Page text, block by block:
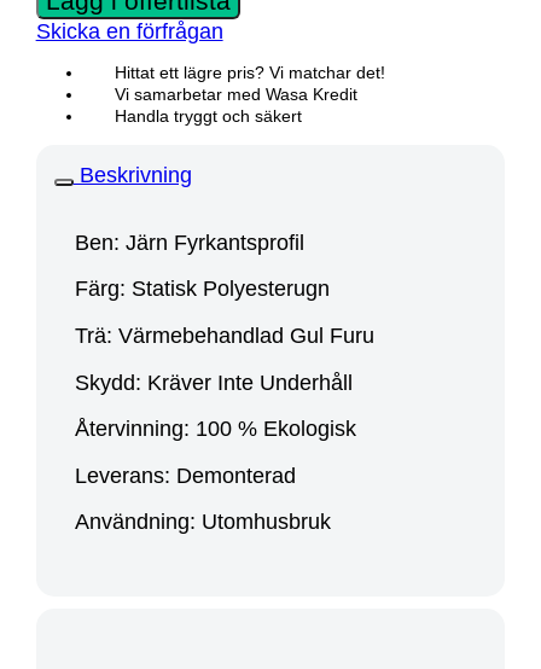
Skicka en förfrågan
Hittat ett lägre pris? Vi matchar det!
Vi samarbetar med Wasa Kredit
Handla tryggt och säkert
Beskrivning
Ben: Järn Fyrkantsprofil
Färg: Statisk Polyesterugn
Trä: Värmebehandlad Gul Furu
Skydd: Kräver Inte Underhåll
Återvinning: 100 % Ekologisk
Leverans: Demonterad
Användning: Utomhusbruk